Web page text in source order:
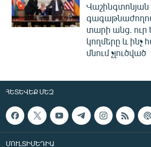
Վաշինգտոնյան
տարի անց. ուր
կողմերը և ինչ
մնում չլուծված
ՀԵՏԵՎԵՔ ՄԵԶ
ՄՈՒԼՏԻՄԵԴԻԱ